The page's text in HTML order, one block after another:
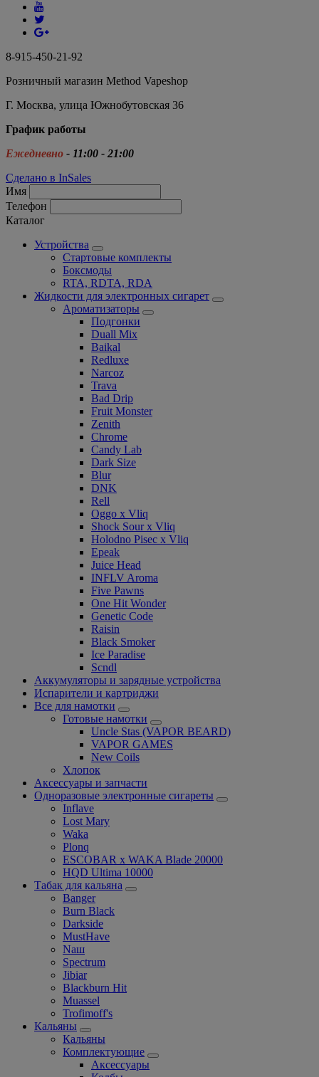
8-915-450-21-92
Розничный магазин Method Vapeshop
Г. Москва, улица Южнобутовская 36
График работы
Ежедневно - 11:00 - 21:00
Сделано в InSales
Имя
Телефон
Каталог
Устройства
Стартовые комплекты
Боксмоды
RTA, RDTA, RDA
Жидкости для электронных сигарет
Ароматизаторы
Подгонки
Duall Mix
Baikal
Redluxe
Narcoz
Trava
Bad Drip
Fruit Monster
Zenith
Chrome
Candy Lab
Dark Size
Blur
DNK
Rell
Oggo x Vliq
Shock Sour x Vliq
Holodno Pisec x Vliq
Epeak
Juice Head
INFLV Aroma
Five Pawns
One Hit Wonder
Genetic Code
Raisin
Black Smoker
Ice Paradise
Scndl
Аккумуляторы и зарядные устройства
Испарители и картриджи
Все для намотки
Готовые намотки
Uncle Stas (VAPOR BEARD)
VAPOR GAMES
New Coils
Хлопок
Аксессуары и запчасти
Одноразовые электронные сигареты
Inflave
Lost Mary
Waka
Plonq
ESCOBAR x WAKA Blade 20000
HQD Ultima 10000
Табак для кальяна
Banger
Burn Black
Darkside
MustHave
Nаш
Spectrum
Jibiar
Blackburn Hit
Muassel
Trofimoff's
Кальяны
Кальяны
Комплектующие
Аксессуары